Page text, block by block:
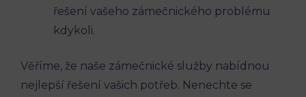
řešení vašeho zámečnického problému
kdykoli.
Věříme, že naše zámečnické služby nabídnou
nejlepší řešení vašich potřeb. Nenechte se